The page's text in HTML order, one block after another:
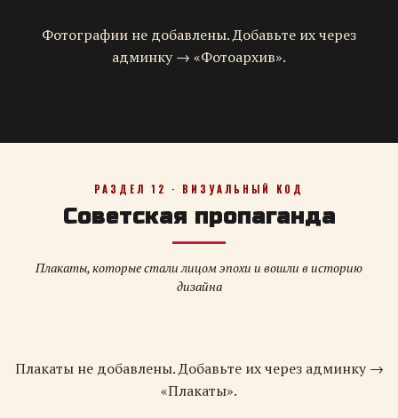
Фотографии не добавлены. Добавьте их через
админку → «Фотоархив».
РАЗДЕЛ 12 · ВИЗУАЛЬНЫЙ КОД
Советская пропаганда
Плакаты, которые стали лицом эпохи и вошли в историю
дизайна
Плакаты не добавлены. Добавьте их через админку →
«Плакаты».